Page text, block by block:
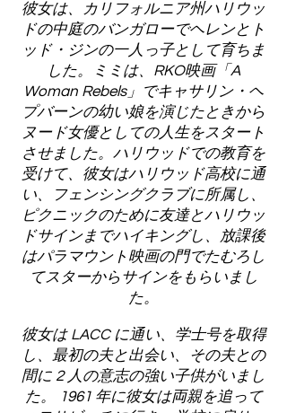
彼女は、カリフォルニア州ハリウッ
ドの中庭のバンガローでヘレンとト
ッド・ジンの一人っ子として育ちま
した。ミミは、RKO映画「A
Woman Rebels」でキャサリン・ヘ
プバーンの幼い娘を演じたときから
ヌード女優としての人生をスタート
させました。ハリウッドでの教育を
受けて、彼女はハリウッド高校に通
い、フェンシングクラブに所属し、
ピクニックのために友達とハリウッ
ドサインまでハイキングし、放課後
はパラマウント映画の門でたむろし
てスターからサインをもらいまし
た。
彼女は LACC に通い、学士号を取得
し、最初の夫と出会い、その夫との
間に 2 人の意志の強い子供がいまし
た。 1961 年に彼女は両親を追って